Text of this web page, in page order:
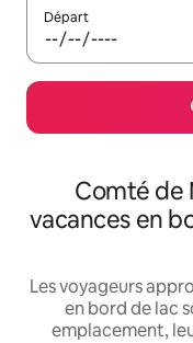
Départ
Comté de
vacances en
Les voyageurs
en bord de lac
emplacement,